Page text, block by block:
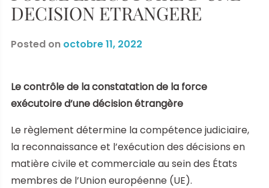
DECISION ETRANGERE
Posted on octobre 11, 2022
Le contrôle de la constatation de la force
exécutoire d’une décision étrangère
Le règlement détermine la compétence judiciaire,
la reconnaissance et l’exécution des décisions en
matière civile et commerciale au sein des États
membres de l’Union européenne (UE).